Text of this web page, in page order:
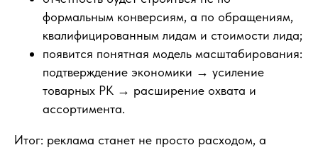
формальным конверсиям, а по обращениям,
квалифицированным лидам и стоимости лида;
появится понятная модель масштабирования:
подтверждение экономики → усиление
товарных РК → расширение охвата и
ассортимента.
Итог: реклама станет не просто расходом, а